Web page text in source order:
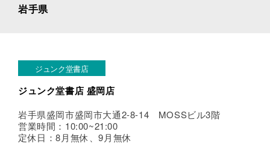
岩手県
ジュンク堂書店
ジュンク堂書店 盛岡店
岩手県盛岡市盛岡市大通2-8-14 MOSSビル3階
営業時間：10:00~21:00
定休日：8月無休、9月無休